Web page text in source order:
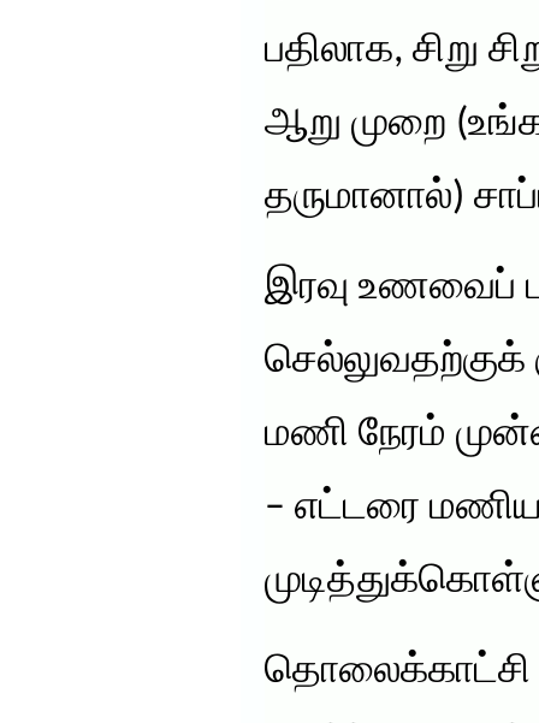
பதிலாக, சிறு
ஆறு முறை
தருமானால்)
இரவு உணவைப்
மணி நேரம்
– எட்டரை